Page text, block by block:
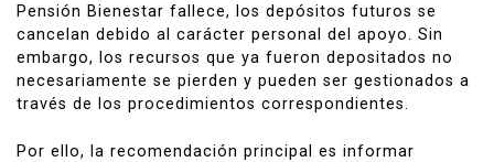
Pensión Bienestar fallece, los depósitos futuros se
cancelan debido al carácter personal del apoyo. Sin
embargo, los recursos que ya fueron depositados no
necesariamente se pierden y pueden ser gestionados a
través de los procedimientos correspondientes.
Por ello, la recomendación principal es informar